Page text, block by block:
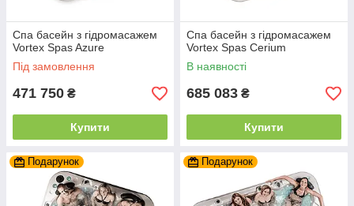
Спа басейн з гідромасажем
Vortex Spas Azure
Під замовлення
471 750 ₴
Купити
Спа басейн з гідромасажем
Vortex Spas Cerium
В наявності
685 083 ₴
Купити
Подарунок Подарунок